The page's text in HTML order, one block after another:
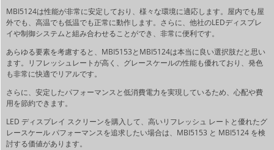
MBI5124は性能が非常に安定しており、様々な環境に適応します。屋内でも屋
外でも、高温でも低温でも正常に動作します。さらに、他社のLEDディスプレ
イや制御システムと組み合わせることができ、非常に便利です。
あらゆる要素を考慮すると、MBI5153とMBI5124は本当に良い選択肢だと思い
ます。リフレッシュレートが高く、グレースケールの性能も優れており、発色
も非常に快適でリアルです。
さらに、安定したパフォーマンスと低消費電力を実現しているため、心配や費
用を節約できます。
LED ディスプレイ スクリーンを購入して、高いリフレッシュ レートと優れたグ
レースケール パフォーマンスを追求したい場合は、MBI5153 と MBI5124 を検
討する価値があります。